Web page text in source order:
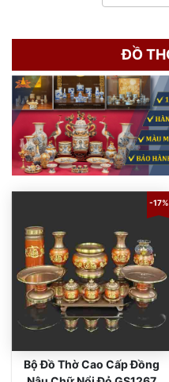
ĐỒ
-17%
Bộ Đồ Thờ Cao Cấp Đồng